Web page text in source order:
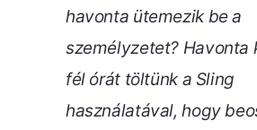
havonta ütemezik be a
személyzetet? Havonta
fél órát töltünk a Sling
használatával, hogy